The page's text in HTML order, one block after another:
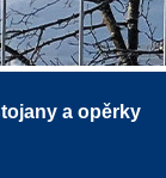
a opěrky